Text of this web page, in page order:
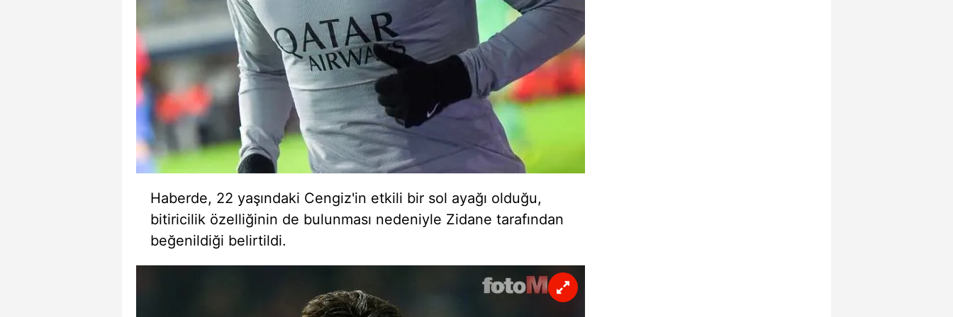
Haberde, 22 yaşındaki Cengiz'in etkili bir sol ayağı olduğu,
bitiricilik özelliğinin de bulunması nedeniyle Zidane tarafından
beğenildiği belirtildi.